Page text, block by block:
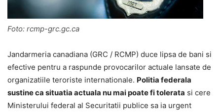
Foto: rcmp-grc.gc.ca
Jandarmeria canadiana (GRC / RCMP) duce lipsa de bani si
efective pentru a raspunde provocarilor actuale lansate de
organizatiile teroriste internationale. Politia federala
sustine ca situatia actuala nu mai poate fi tolerata si cere
Ministerului federal al Securitatii publice sa ia urgent